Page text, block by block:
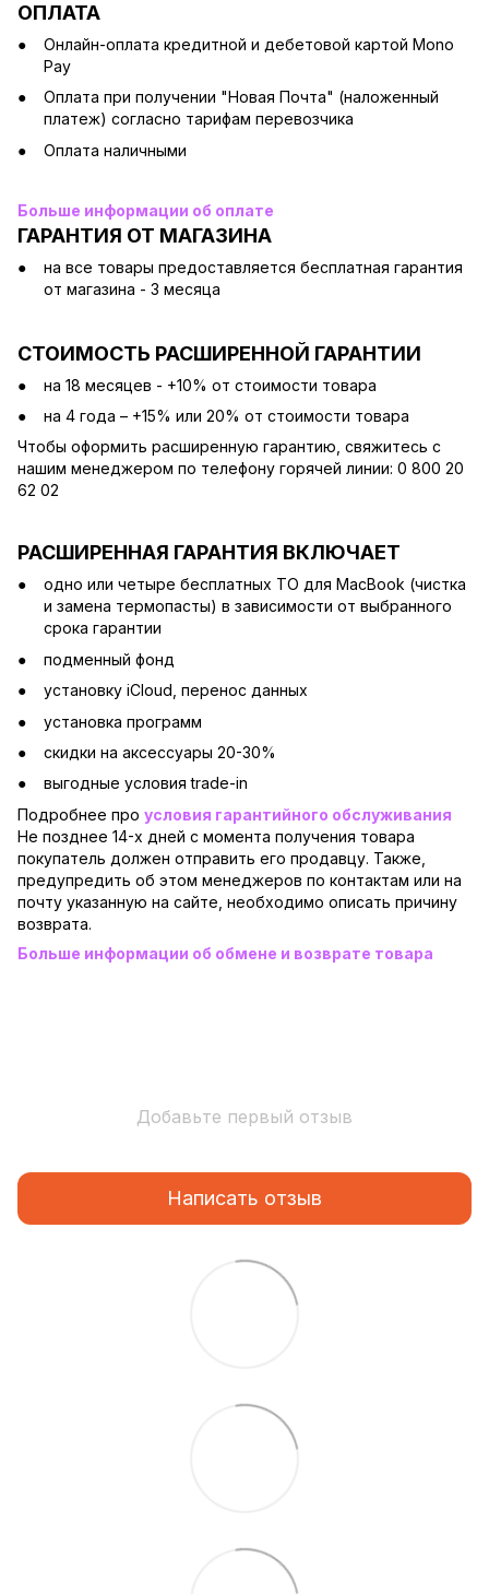
ОПЛАТА
Онлайн-оплата кредитной и дебетовой картой Mono
Pay
Оплата при получении "Новая Почта" (наложенный
платеж) согласно тарифам перевозчика
Оплата наличными
Больше информации об оплате
ГАРАНТИЯ ОТ МАГАЗИНА
на все товары предоставляется бесплатная гарантия
от магазина - 3 месяца
СТОИМОСТЬ РАСШИРЕННОЙ ГАРАНТИИ
на 18 месяцев - +10% от стоимости товара
на 4 года – +15% или 20% от стоимости товара
Чтобы оформить расширенную гарантию, свяжитесь с
нашим менеджером по телефону горячей линии: 0 800 20
62 02
РАСШИРЕННАЯ ГАРАНТИЯ ВКЛЮЧАЕТ
одно или четыре бесплатных ТО для MacBook (чистка
и замена термопасты) в зависимости от выбранного
срока гарантии
подменный фонд
установку iCloud, перенос данных
установка программ
скидки на аксессуары 20-30%
выгодные условия trade-in
Подробнее про условия гарантийного обслуживания
Не позднее 14-х дней с момента получения товара
покупатель должен отправить его продавцу. Также,
предупредить об этом менеджеров по контактам или на
почту указанную на сайте, необходимо описать причину
возврата.
Больше информации об обмене и возврате товара
Добавьте первый отзыв
Написать отзыв